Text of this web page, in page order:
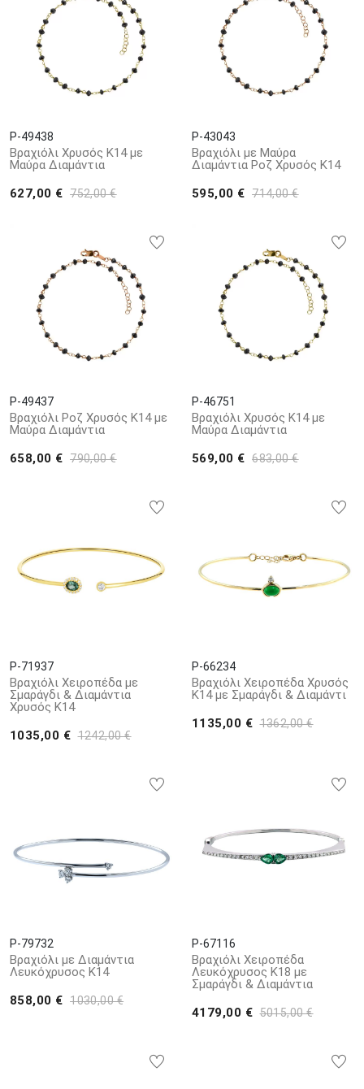
P-49438
Βραχιόλι Χρυσός Κ14 με
Μαύρα Διαμάντια
627,00 € 752,00 €
P-43043
Βραχιόλι με Μαύρα
Διαμάντια Ροζ Χρυσός Κ14
595,00 € 714,00 €
P-49437
Βραχιόλι Ροζ Χρυσός Κ14 με
Μαύρα Διαμάντια
658,00 € 790,00 €
P-46751
Βραχιόλι Χρυσός Κ14 με
Μαύρα Διαμάντια
569,00 € 683,00 €
P-71937
Βραχιόλι Χειροπέδα με
Σμαράγδι & Διαμάντια
Χρυσός Κ14
1035,00 € 1242,00 €
P-66234
Βραχιόλι Χειροπέδα Χρυσός
Κ14 με Σμαράγδι & Διαμάντι
1135,00 € 1362,00 €
P-79732
Βραχιόλι με Διαμάντια
Λευκόχρυσος Κ14
858,00 € 1030,00 €
P-67116
Βραχιόλι Χειροπέδα
Λευκόχρυσος Κ18 με
Σμαράγδι & Διαμάντια
4179,00 € 5015,00 €